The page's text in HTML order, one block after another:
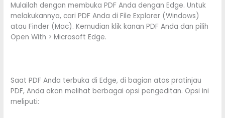
Mulailah dengan membuka PDF Anda dengan Edge. Untuk
melakukannya, cari PDF Anda di File Explorer (Windows)
atau Finder (Mac). Kemudian klik kanan PDF Anda dan pilih
Open With > Microsoft Edge.
Saat PDF Anda terbuka di Edge, di bagian atas pratinjau
PDF, Anda akan melihat berbagai opsi pengeditan. Opsi ini
meliputi: